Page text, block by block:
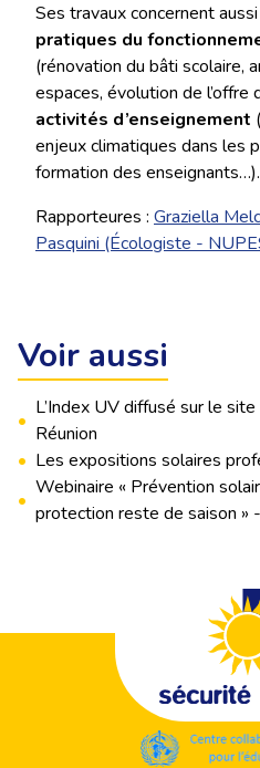
Ses travaux concernent
pratiques du
(rénovation du bâti scolaire,
espaces, évolution de
activités d’enseignement
enjeux climatiques dans les
formation des enseignants…).
Rapporteures : Graziella
Pasquini (Écologiste -
Voir aussi
•
L’Index UV diffusé sur le
Réunion
• Les expositions solaires
•
Webinaire « Prévention
protection reste de saison